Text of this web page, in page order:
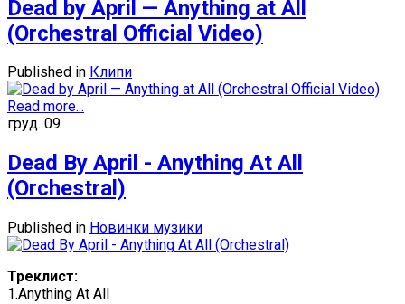
Dead by April — Anything at All
(Orchestral Official Video)
Published in Клипи
Read more...
груд. 09
Dead By April - Anything At All
(Orchestral)
Published in Новинки музики
Треклист:
1.Anything At All